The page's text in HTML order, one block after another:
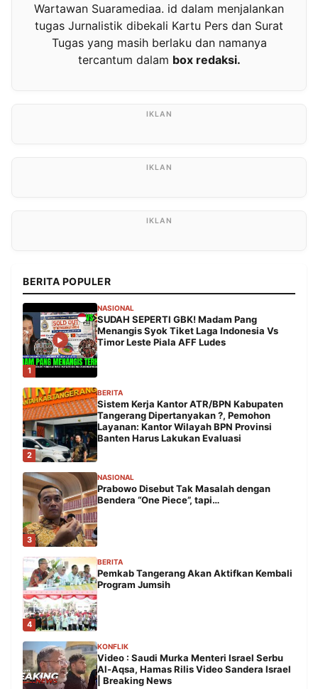
Wartawan Suaramediaa. id dalam menjalankan
tugas Jurnalistik dibekali Kartu Pers dan Surat
Tugas yang masih berlaku dan namanya
tercantum dalam box redaksi.
BERITA POPULER
1
NASIONAL
SUDAH SEPERTI GBK! Madam Pang
Menangis Syok Tiket Laga Indonesia Vs
Timor Leste Piala AFF Ludes
2
BERITA
Sistem Kerja Kantor ATR/BPN Kabupaten
Tangerang Dipertanyakan ?, Pemohon
Layanan: Kantor Wilayah BPN Provinsi
Banten Harus Lakukan Evaluasi
3
NASIONAL
Prabowo Disebut Tak Masalah dengan
Bendera “One Piece”, tapi…
4
BERITA
Pemkab Tangerang Akan Aktifkan Kembali
Program Jumsih
KONFLIK
Video : Saudi Murka Menteri Israel Serbu
Al-Aqsa, Hamas Rilis Video Sandera Israel
| Breaking News